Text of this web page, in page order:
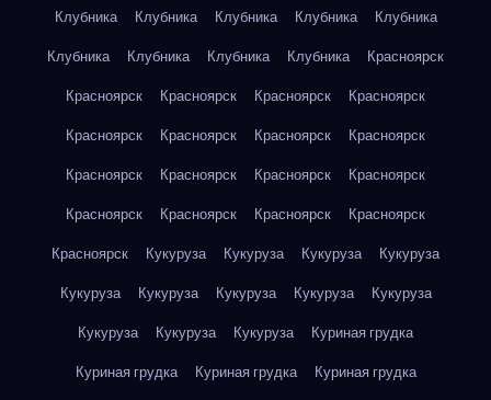
Клубника
Клубника Клубника Клубника
Клубника
Клубника
Клубника Клубника Клубника
Красноярск
Красноярск
Красноярск Красноярск
Красноярск
Красноярск
Красноярск Красноярск
Красноярск
Красноярск
Красноярск Красноярск
Красноярск
Красноярск
Красноярск Красноярск
Красноярск
Красноярск
Кукуруза Кукуруза Кукуруза
Кукуруза
Кукуруза
Кукуруза Кукуруза Кукуруза
Кукуруза
Кукуруза
Кукуруза Кукуруза
Куриная грудка
Куриная грудка
Куриная грудка
Куриная грудка